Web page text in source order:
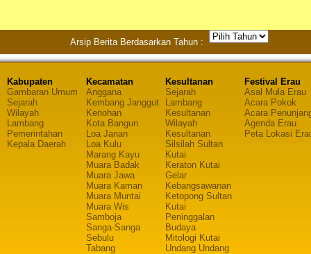
Arsip Berita Berdasarkan Tahun :
Kabupaten
Gambaran Umum
Sejarah
Wilayah
Lambang
Pemerintahan
Kepala Daerah
Kecamatan
Anggana
Kembang Janggut
Kenohan
Kota Bangun
Loa Janan
Loa Kulu
Marang Kayu
Muara Badak
Muara Jawa
Muara Kaman
Muara Muntai
Muara Wis
Samboja
Sanga-Sanga
Sebulu
Tabang
Kesultanan
Sejarah
Lambang
Kesultanan
Wilayah
Kesultanan
Silsilah Sultan
Kutai
Keraton Kutai
Gelar
Kebangsawanan
Ketopong Sultan
Kutai
Peninggalan
Budaya
Mitologi Kutai
Undang Undang
Festival Erau
Asal Mula Erau
Acara Pokok
Acara
Agenda Erau
Peta Lokasi